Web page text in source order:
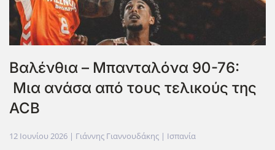
Βαλένθια – Μπανταλόνα 90-76:
Μια ανάσα από τους τελικούς της
ACB
12 Ιουνίου 2026 | Γιάννης Γιαννουδάκης | Ισπανία